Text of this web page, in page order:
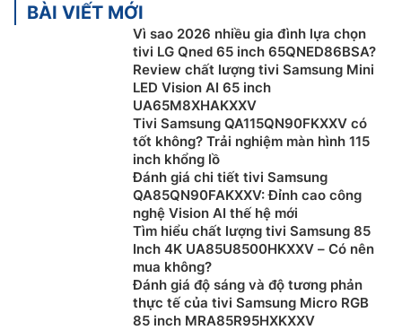
BÀI VIẾT MỚI
Vì sao 2026 nhiều gia đình lựa chọn
tivi LG Qned 65 inch 65QNED86BSA?
Review chất lượng tivi Samsung Mini
LED Vision AI 65 inch
UA65M8XHAKXXV
Tivi Samsung QA115QN90FKXXV có
tốt không? Trải nghiệm màn hình 115
inch khổng lồ
Đánh giá chi tiết tivi Samsung
QA85QN90FAKXXV: Đỉnh cao công
nghệ Vision AI thế hệ mới
Tìm hiểu chất lượng tivi Samsung 85
Inch 4K UA85U8500HKXXV – Có nên
mua không?
Đánh giá độ sáng và độ tương phản
thực tế của tivi Samsung Micro RGB
85 inch MRA85R95HXKXXV